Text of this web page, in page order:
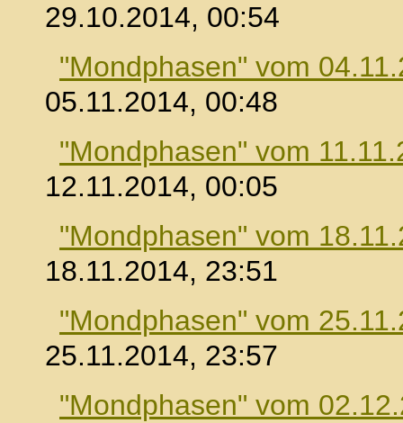
29.10.2014, 00:54
"Mondphasen" vom
05.11.2014, 00:48
"Mondphasen" vom
12.11.2014, 00:05
"Mondphasen" vom
18.11.2014, 23:51
"Mondphasen" vom
25.11.2014, 23:57
"Mondphasen" vom